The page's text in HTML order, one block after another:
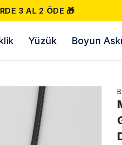
3 AL 2 ÖDE 🎁
Yüzük Boyun